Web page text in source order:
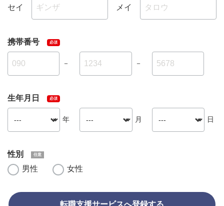
セイ メイ
携帯番号
－ －
生年月日
年 月 日
性別
男性
女性
転職支援サービスへ登録する